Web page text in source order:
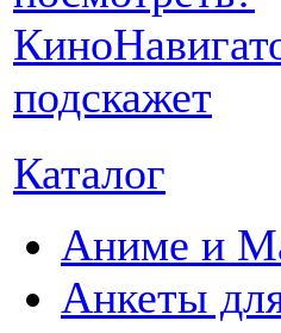
Каталог
Аниме и
Анкеты